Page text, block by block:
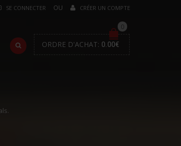
SE CONNECTER CRÉER UN COMPTE
0
ORDRE D'ACHAT: 0.00€